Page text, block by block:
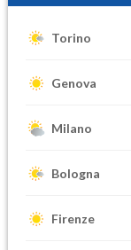
Torino
Genova
Milano
Bologna
Firenze